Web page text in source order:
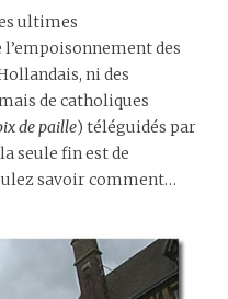
ultimes
l’empoisonnement des
ni des
de catholiques
de paille) téléguidés par
seule fin est de
savoir comment…